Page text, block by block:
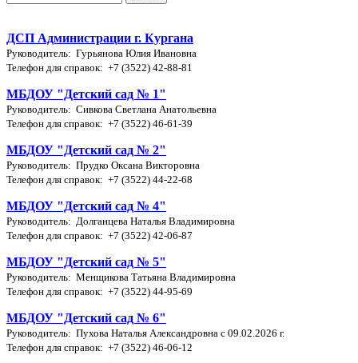
ДСП Администрации г. Кургана
Руководитель: Гурьянова Юлия Ивановна
Телефон для справок: +7 (3522) 42-88-81
МБДОУ "Детский сад № 1"
Руководитель: Сивкова Светлана Анатольевна
Телефон для справок: +7 (3522) 46-61-39
МБДОУ "Детский сад № 2"
Руководитель: Прудко Оксана Викторовна
Телефон для справок: +7 (3522) 44-22-68
МБДОУ "Детский сад № 4"
Руководитель: Долганцева Наталья Владимировна
Телефон для справок: +7 (3522) 42-06-87
МБДОУ "Детский сад № 5"
Руководитель: Менщикова Татьяна Владимировна
Телефон для справок: +7 (3522) 44-95-69
МБДОУ "Детский сад № 6"
Руководитель: Пухова Наталья Александровна с 09.02.2026 г.
Телефон для справок: +7 (3522) 46-06-12